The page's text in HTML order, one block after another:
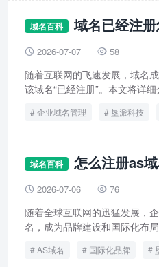
域名百科 域名已经注
 2026-07-07  58
随着互联网的飞速发展，域名
该域名“已经注册”。本文将详
企业域名管理 垦派科技
域名百科 怎么注册as
 2026-07-06  76
随着全球互联网的迅猛发展，
名，成为品牌建设和国际化布
AS域名 国际化品牌